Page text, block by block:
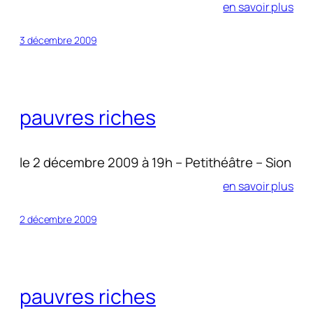
en savoir plus
3 décembre 2009
pauvres riches
le 2 décembre 2009 à 19h – Petithéâtre – Sion
en savoir plus
2 décembre 2009
pauvres riches